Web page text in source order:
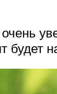
будет